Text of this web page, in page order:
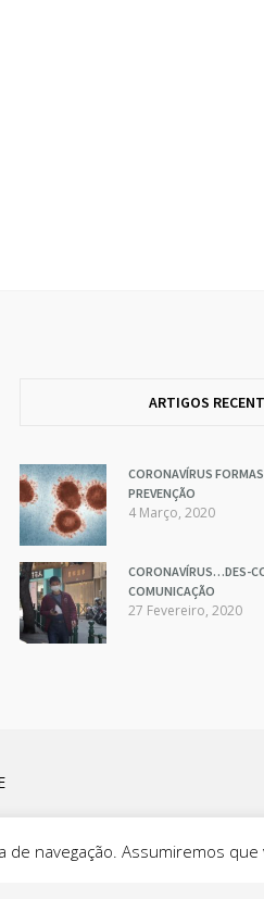
ARTIGOS
CORONAVÍRUS
PREVENÇÃO
4 Março, 2020
CORONAVÍRUS…DES-
COMUNICAÇÃO
27 Fevereiro, 2020
navegação. Assumiremos